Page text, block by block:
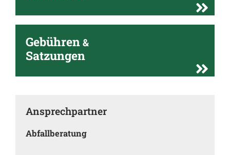
Gebühren &
Satzungen
Ansprechpartner
Abfallberatung